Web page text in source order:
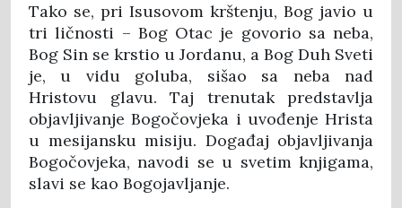
Tako se, pri Isusovom krštenju, Bog javio u
tri ličnosti – Bog Otac je govorio sa neba,
Bog Sin se krstio u Jordanu, a Bog Duh Sveti
je, u vidu goluba, sišao sa neba nad
Hristovu glavu. Taj trenutak predstavlja
objavljivanje Bogočovjeka i uvođenje Hrista
u mesijansku misiju. Događaj objavljivanja
Bogočovjeka, navodi se u svetim knjigama,
slavi se kao Bogojavljanje.